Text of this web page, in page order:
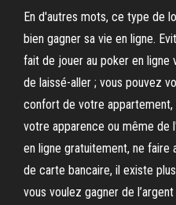
En d'autres mots, ce type de
bien gagner sa vie en ligne.
fait de jouer au poker en ligne
de laissé-aller ; vous pouvez
confort de votre
votre apparence ou même de
en ligne gratuitement, ne faire
de carte bancaire, il existe
vous voulez gagner de